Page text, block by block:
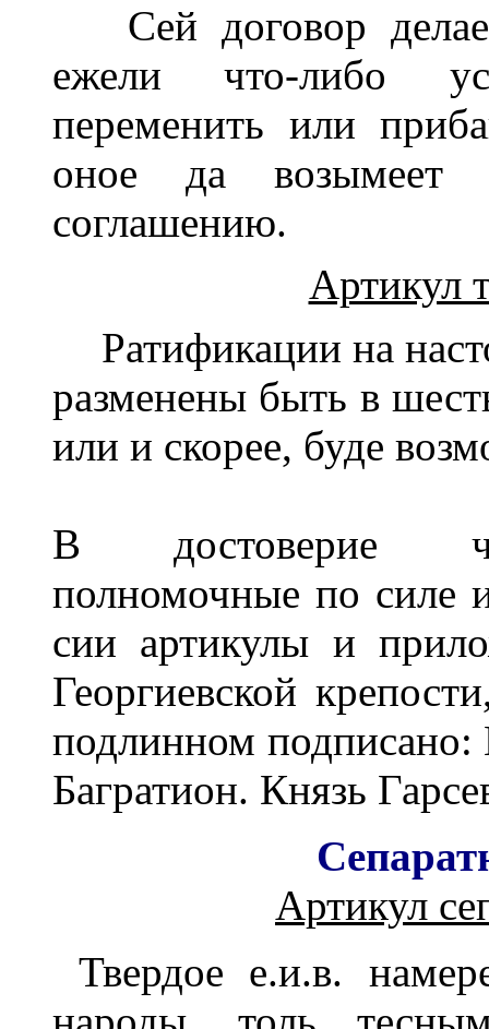
Сей договор
ежели что-либо
переменить или
оное да возымеет
соглашению.
Артикул
Ратификации на
разменены быть в
или и скорее, буде
В достоверие
полномочные по силе
сии артикулы и
Георгиевской
подлинном
Багратион. Князь
Артикул
Твердое е.и.в.